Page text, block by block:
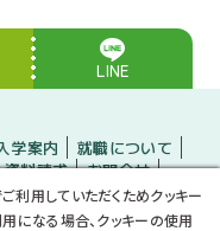
LINE
学案内
就職について
資料請求
お問合せ
方
企業の方
ポリシー サイトマップ
利用していただくためクッキー
になる場合、クッキーの使用